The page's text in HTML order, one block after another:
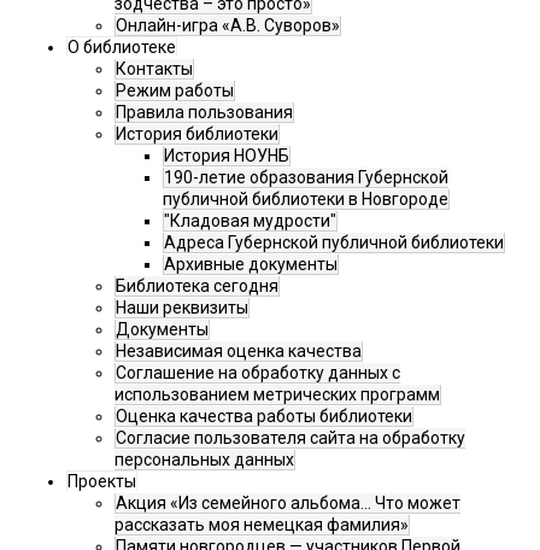
зодчества – это просто»
Онлайн-игра «А.В. Суворов»
О библиотеке
Контакты
Режим работы
Правила пользования
История библиотеки
История НОУНБ
190-летие образования Губернской
публичной библиотеки в Новгороде
"Кладовая мудрости"
Адреса Губернской публичной библиотеки
Архивные документы
Библиотека сегодня
Наши реквизиты
Документы
Независимая оценка качества
Соглашение на обработку данных с
использованием метрических программ
Оценка качества работы библиотеки
Согласие пользователя сайта на обработку
персональных данных
Проекты
Акция «Из семейного альбома... Что может
рассказать моя немецкая фамилия»